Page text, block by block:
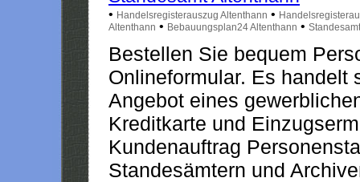
• Handelsregisterauszug Altenthann •
Altenthann • Bebauungsplan24 Altenthann •
Bestellen Sie bequem
Onlineformular. Es handelt
Angebot eines
Kreditkarte und
Kundenauftrag
Standesämtern und